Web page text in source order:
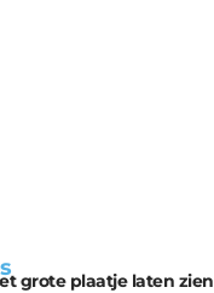
grote plaatje laten zien
uitdaging